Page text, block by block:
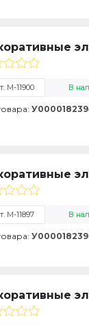
M-11900 В
M-11897 В